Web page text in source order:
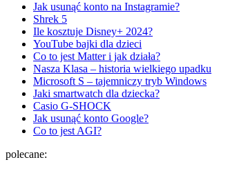
Jak usunąć konto na Instagramie?
Shrek 5
Ile kosztuje Disney+ 2024?
YouTube bajki dla dzieci
Co to jest Matter i jak działa?
Nasza Klasa – historia wielkiego upadku
Microsoft S – tajemniczy tryb Windows
Jaki smartwatch dla dziecka?
Casio G-SHOCK
Jak usunąć konto Google?
Co to jest AGI?
polecane: